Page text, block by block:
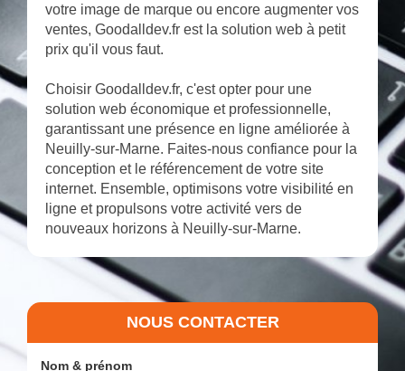
votre image de marque ou encore augmenter vos
ventes, Goodalldev.fr est la solution web à petit
prix qu'il vous faut.
Choisir Goodalldev.fr, c'est opter pour une
solution web économique et professionnelle,
garantissant une présence en ligne améliorée à
Neuilly-sur-Marne. Faites-nous confiance pour la
conception et le référencement de votre site
internet. Ensemble, optimisons votre visibilité en
ligne et propulsons votre activité vers de
nouveaux horizons à Neuilly-sur-Marne.
NOUS CONTACTER
Nom & prénom